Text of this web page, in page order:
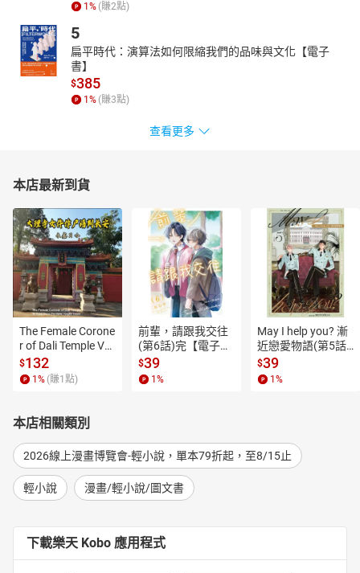
1 % (賺2點)
5
扁平時代：演算法如何限縮我們的品味與文化【電子
書】
$385
1 % (賺3點)
查看更多
本店最新到貨
The Female Corone
r of Dali Temple Vo
l.6【有聲書】
$132
1 % (賺1 點)
前輩，請跟我交往
(第6話)完【電子
書】
$39
1 %
May I help you? 漸
近戀愛物語(第5話)
【電子書】
$39
1 %
本店相關類別
2026線上漫畫博覽會-輕小說，單本79折起，至8/15止
輕小說 漫畫/輕小說/圖文書
下載樂天 Kobo 應用程式